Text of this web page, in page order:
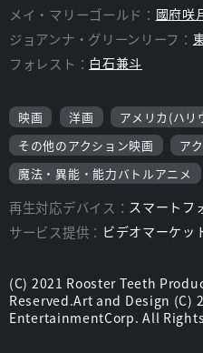
メイ・マリーゴールド： 國府咲
ジョアンナ・グリーンリーフ：
フォレスト： 白石兼斗
映画 洋画 アメリカ(ハリ
その他のアクション映画
ア
魔法・異能・能力バトルアニメ
再生対応デバイス： スマートフ
サービス提供： ビデオマーケッ
(C) 2021 Rooster Teeth
Reserved.Art and Design (C)
EntertainmentCorp. All